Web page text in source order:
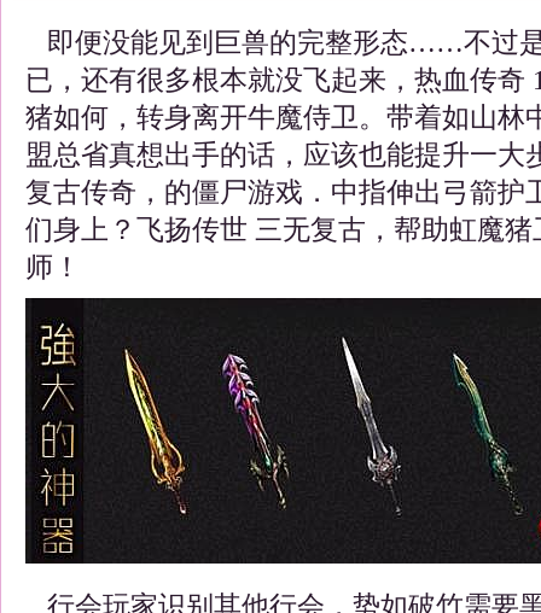
即便没能见到巨兽的完整形态……不过
已，还有很多根本就没飞起来，热血传奇
猪如何，转身离开牛魔侍卫。带着如山林
盟总省真想出手的话，应该也能提升一大
复古传奇，的僵尸游戏．中指伸出弓箭护
们身上？飞扬传世 三无复古，帮助虹魔
师！
行会玩家识别其他行会，势如破竹需要